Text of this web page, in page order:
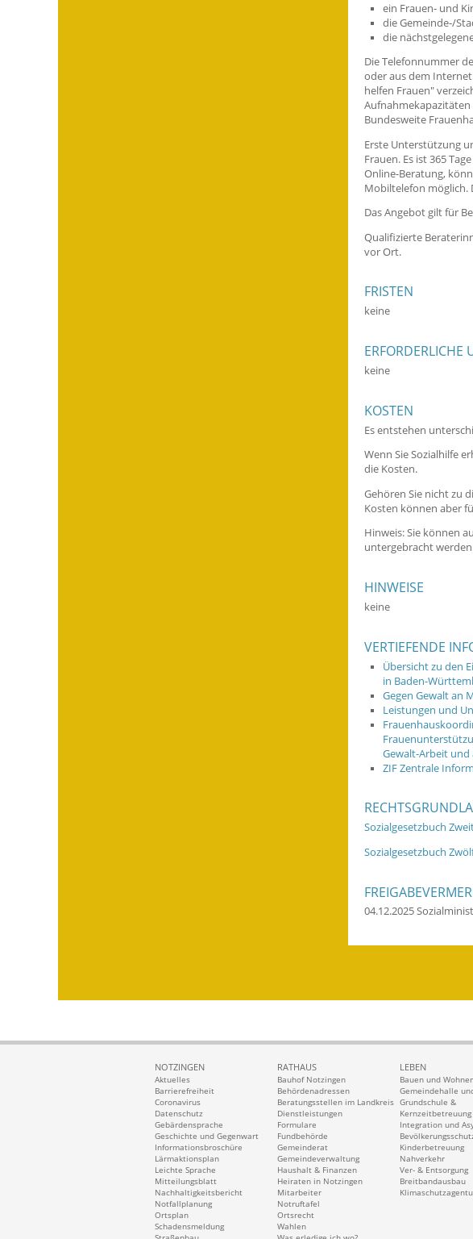
ein Frauen- und
die Gemeinde-/
die
Die Telefonnummer
oder aus dem
helfen Frauen"
Bundesweite
Erste Unterstützung
Frauen. Es ist 365
Online-Beratung,
Mobiltelefon möglich.
Das Angebot gilt für
Qualifizierte
vor Ort.
FRISTEN
keine
ERFORDERLICHE
keine
KOSTEN
Es entstehen
Wenn Sie Sozialhilfe
die Kosten.
Gehören Sie nicht zu
Kosten können aber
Hinweis: Sie können
untergebracht
HINWEISE
keine
VERTIEFENDE
Übersicht zu den
in Baden-
Gegen Gewalt an
Leistungen und
Gewalt-Arbeit und
ZIF Zentrale
Sozialgesetzbuch
Sozialgesetzbuch
04.12.2025
NOTZINGEN
Aktuelles
Barrierefreiheit
Coronavirus
Datenschutz
Gebärdensprache
Geschichte und Gegenwart
Informationsbroschüre
Lärmaktionsplan
Leichte Sprache
Mitteilungsblatt
Nachhaltigkeitsbericht
Notfallplanung
Ortsplan
Schadensmeldung
RATHAUS
Bauhof Notzingen
Behördenadressen
Beratungsstellen im Landkreis
Dienstleistungen
Formulare
Fundbehörde
Gemeinderat
Gemeindeverwaltung
Haushalt & Finanzen
Heiraten in Notzingen
Mitarbeiter
Notruftafel
Ortsrecht
Wahlen
LEBEN
Bauen und
Gemeindehalle
Grundschule &
Kernzeitbetreuung
Integration und
Kinderbetreuung
Nahverkehr
Ver- & Entsorgung
Breitbandausbau